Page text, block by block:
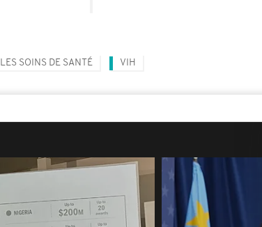
LES SOINS DE SANTÉ VIH